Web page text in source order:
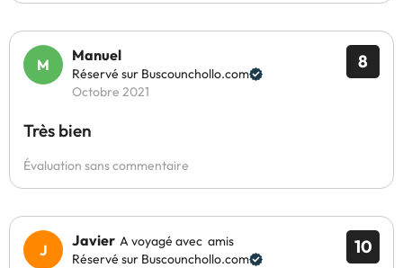
8
Manuel
Réservé sur Buscounchollo.com
Octobre 2021
Très bien
Évaluation sans commentaire
10
Javier A voyagé avec amis
Réservé sur Buscounchollo.com